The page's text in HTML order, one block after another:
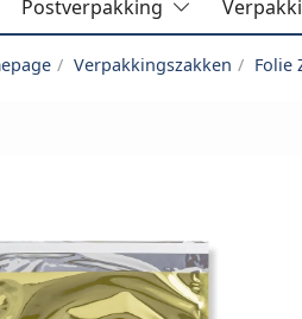
Postverpakking
Verpakkingszakken Folie